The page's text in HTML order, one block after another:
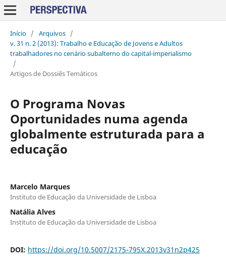
Início / Arquivos /
v. 31 n. 2 (2013): Trabalho e Educação de Jovens e Adultos
trabalhadores no cenário subalterno do capital-imperialismo
/
Artigos de Dossiês Temáticos
O Programa Novas
Oportunidades numa agenda
globalmente estruturada para a
educação
Marcelo Marques
Instituto de Educação da Universidade de Lisboa
Natália Alves
Instituto de Educação da Universidade de Lisboa
DOI: https://doi.org/10.5007/2175-795X.2013v31n2p425